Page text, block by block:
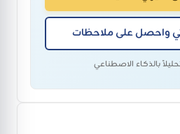
واحصل على ملاحظات
بالذكاء الاصطناعي